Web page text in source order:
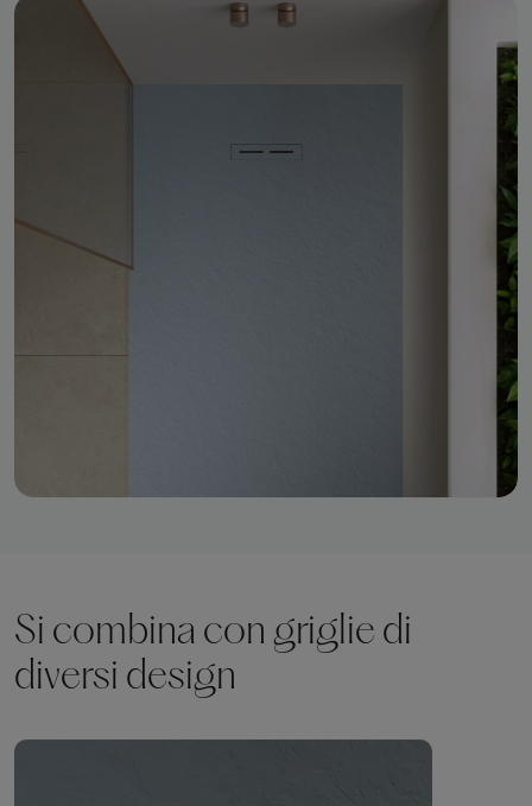
Si combina con griglie di
diversi design